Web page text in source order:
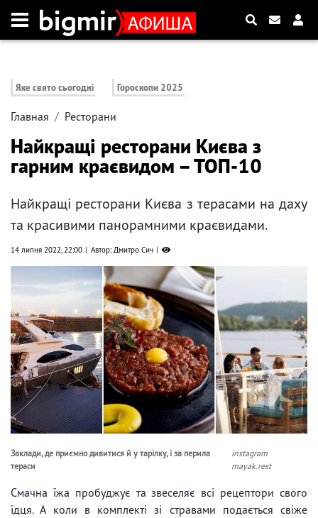
Яке свято сьогодні Гороскопи 2025
Главная Ресторани
Найкращі ресторани Києва з
гарним краєвидом – ТОП-10
Найкращі ресторани Києва з терасами на даху
та красивими панорамними краєвидами.
14 липня 2022, 22:00 Автор: Дмитро Сич
Заклади, де приємно дивитися й у тарілку, і за перила
тераси
instagram
mayak.rest
Смачна їжа пробуджує та звеселяє всі рецептори свого
їдця. А коли в комплекті зі стравами подається свіже